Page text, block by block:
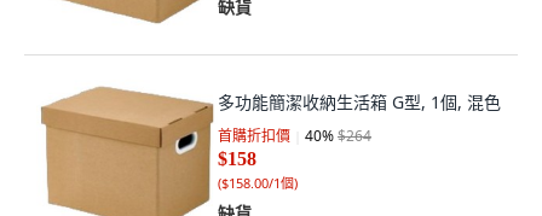
缺貨
多功能簡潔收納生活箱 G型, 1個, 混色
首購折扣價 40%$264
$158
($158.00/1個)